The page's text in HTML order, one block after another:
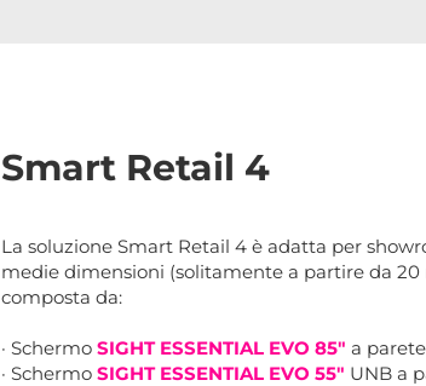
Smart Retail 4
La soluzione Smart Retail 4 è adatta per
medie dimensioni (solitamente a partire da 20
composta da:
· Schermo SIGHT ESSENTIAL EVO 85" a parete
· Schermo SIGHT ESSENTIAL EVO 55" UNB a